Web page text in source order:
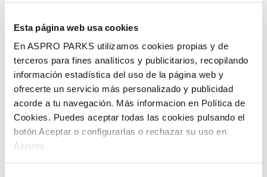
Esta página web usa cookies
En ASPRO PARKS utilizamos cookies propias y de
terceros para fines analíticos y publicitarios, recopilando
información estadística del uso de la página web y
ofrecerte un servicio más personalizado y publicidad
acorde a tu navegación. Más informacion en Política de
Cookies. Puedes aceptar todas las cookies pulsando el
botón Aceptar o configurarlas o rechazar su uso en
Ajustes.